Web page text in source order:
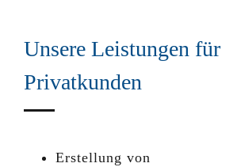
Unsere Leistungen für
Privatkunden
Erstellung von